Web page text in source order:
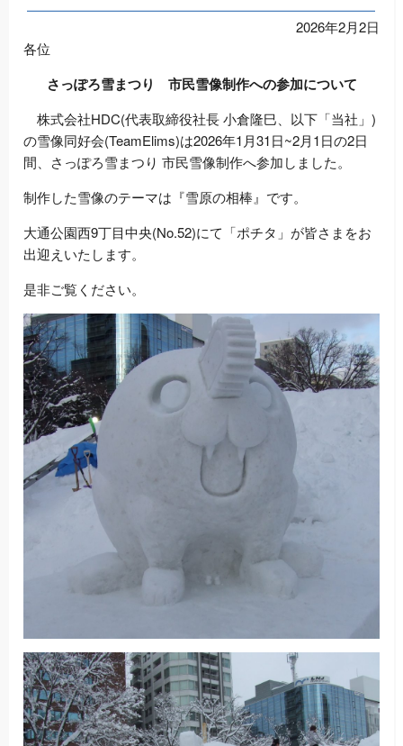
2026年2月2日
各位
さっぽろ雪まつり 市民雪像制作への参加について
株式会社HDC(代表取締役社長 小倉隆巳、以下「当社」)
の雪像同好会(TeamElims)は2026年1月31日~2月1日の2日
間、さっぽろ雪まつり 市民雪像制作へ参加しました。
制作した雪像のテーマは『雪原の相棒』です。
大通公園西9丁目中央(No.52)にて「ポチタ」が皆さまをお
出迎えいたします。
是非ご覧ください。